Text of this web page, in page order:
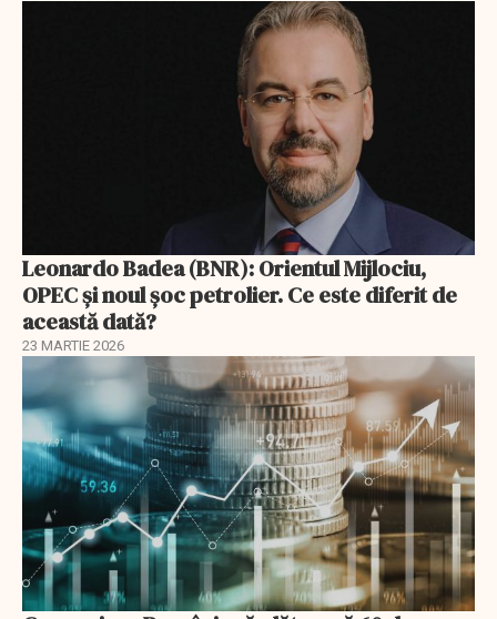
Leonardo Badea (BNR): Orientul Mijlociu,
OPEC și noul șoc petrolier. Ce este diferit de
această dată?
23 MARTIE 2026